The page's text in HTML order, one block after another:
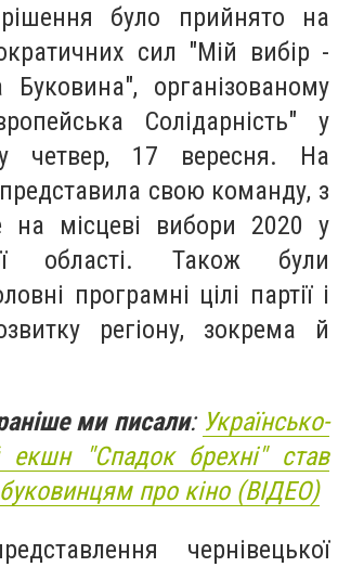
рішення було прийнято на
сил "Мій вибір -
Буковина", організованому
Солідарність" у
четвер, 17 вересня. На
свою команду, з
місцеві вибори 2020 у
області. Також були
програмні цілі партії і
регіону, зокрема й
ми писали: Українсько-
екшн "Спадок брехні" став
про кіно (ВІДЕО)
чернівецької